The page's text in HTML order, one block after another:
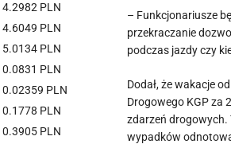
– Funkcjonariusze
przekraczanie
podczas jazdy czy
Dodał, że wakacje
Drogowego KGP za
zdarzeń drogowych.
wypadków
4.2982 PLN
4.6049 PLN
5.0134 PLN
0.0831 PLN
0.02359 PLN
0.1778 PLN
0.3905 PLN